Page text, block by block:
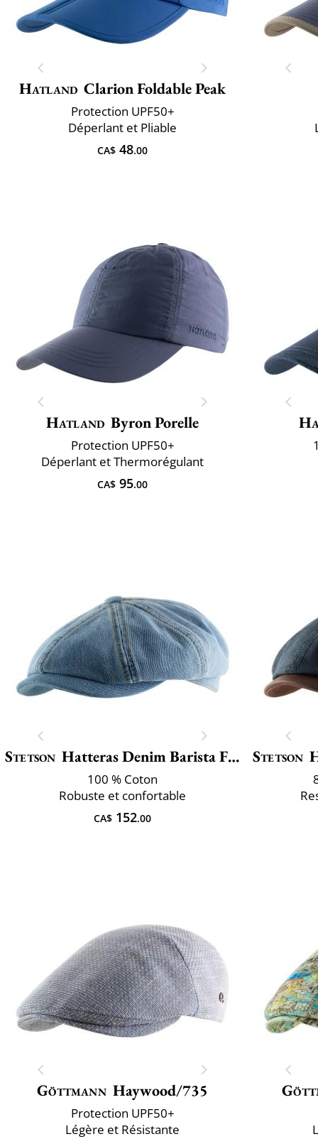
Hatland Clarion Foldable Peak
Protection UPF50+
Déperlant et Pliable
CA$ 48.00
Hatland Byron Porelle
Protection UPF50+
Déperlant et Thermorégulant
CA$ 95.00
Stetson Hatteras Denim Barista Flat Ca
100 % Coton
Robuste et confortable
CA$ 152.00
Stetson
Göttmann Haywood/735
Protection UPF50+
Légère et Résistante